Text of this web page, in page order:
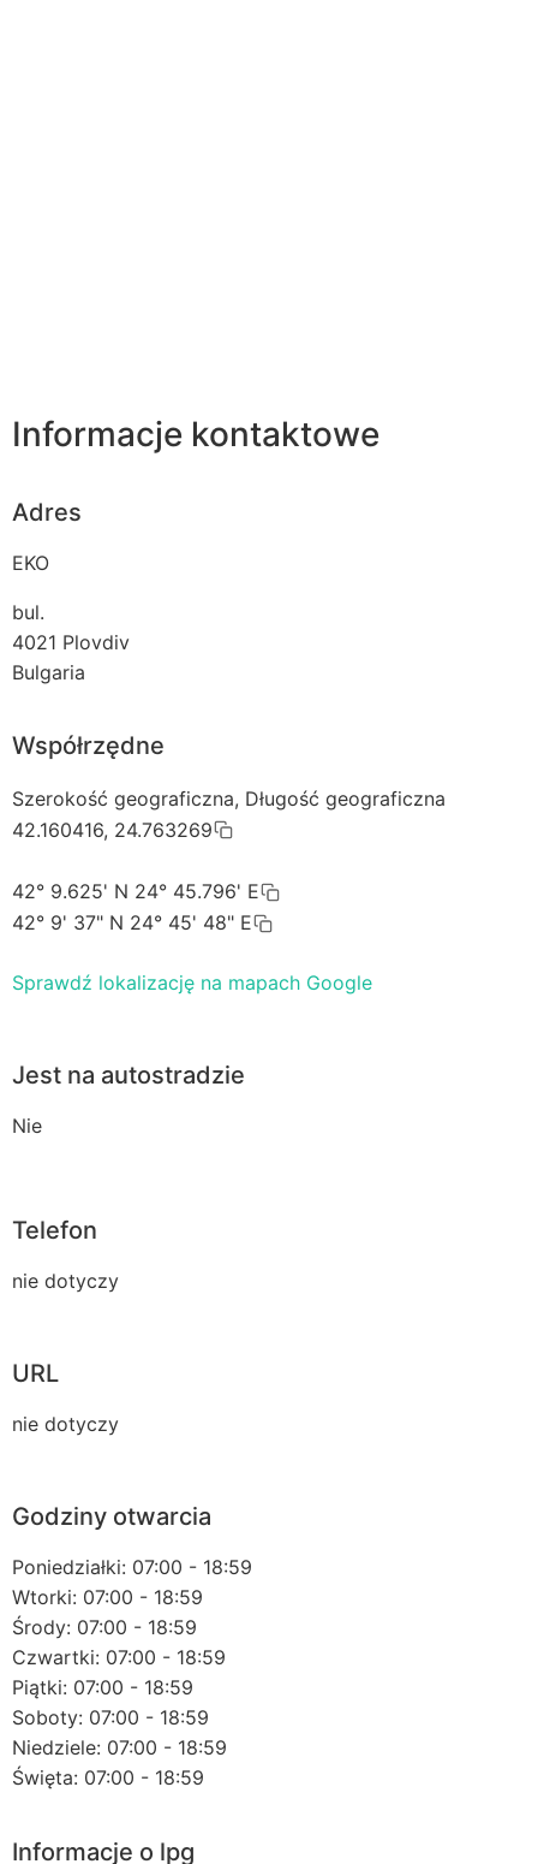
Informacje kontaktowe
Adres
EKO
bul.
4021 Plovdiv
Bulgaria
Współrzędne
Szerokość geograficzna, Długość geograficzna
42.160416, 24.763269
42° 9.625' N 24° 45.796' E
42° 9' 37" N 24° 45' 48" E
Sprawdź lokalizację na mapach Google
Jest na autostradzie
Nie
Telefon
nie dotyczy
URL
nie dotyczy
Godziny otwarcia
Poniedziałki: 07:00 - 18:59
Wtorki: 07:00 - 18:59
Środy: 07:00 - 18:59
Czwartki: 07:00 - 18:59
Piątki: 07:00 - 18:59
Soboty: 07:00 - 18:59
Niedziele: 07:00 - 18:59
Święta: 07:00 - 18:59
Informacje o lpg